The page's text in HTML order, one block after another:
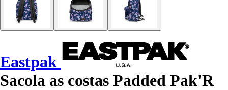
Eastpak
Sacola as costas Padded Pak'R